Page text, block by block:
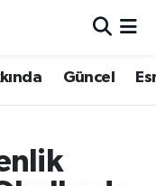
Güncel